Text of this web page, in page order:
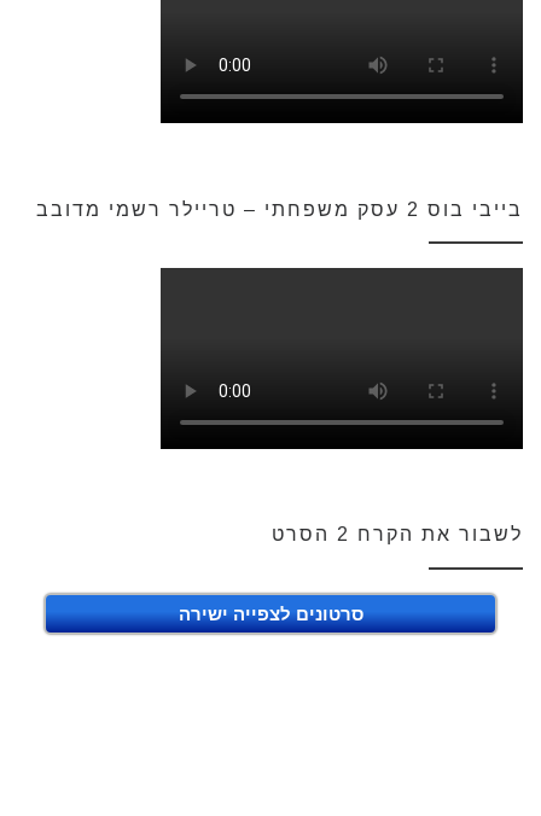
בייבי בוס 2 עסק משפחתי – טריילר רשמי מדובב
לשבור את הקרח 2 הסרט
סרטונים לצפייה ישירה